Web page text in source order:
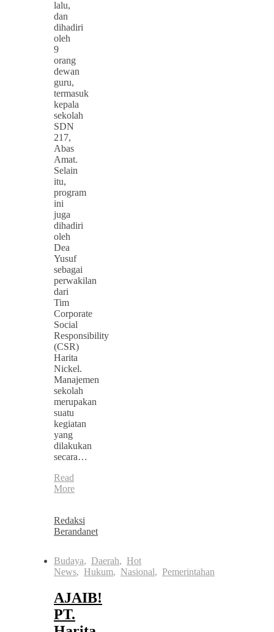
lalu,
dan
dihadiri
oleh
9
orang
dewan
guru,
termasuk
kepala
sekolah
SDN
217,
Abas
Amat.
Selain
itu,
program
ini
juga
dihadiri
oleh
Dea
Yusuf
sebagai
perwakilan
dari
Tim
Corporate
Social
Responsibility
(CSR)
Harita
Nickel.
Manajemen
sekolah
merupakan
suatu
kegiatan
yang
dilakukan
secara…
Read
More
Redaksi
Berandanet
Budaya, Daerah, Hot
News, Hukum, Nasional, Pemerintahan
AJAIB!
PT.